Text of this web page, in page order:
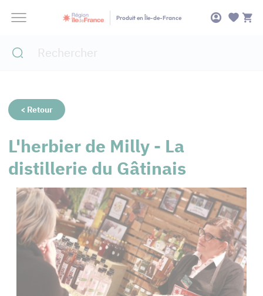
Produit en Île-de-France
< Retour
L'herbier de Milly - La
distillerie du Gâtinais